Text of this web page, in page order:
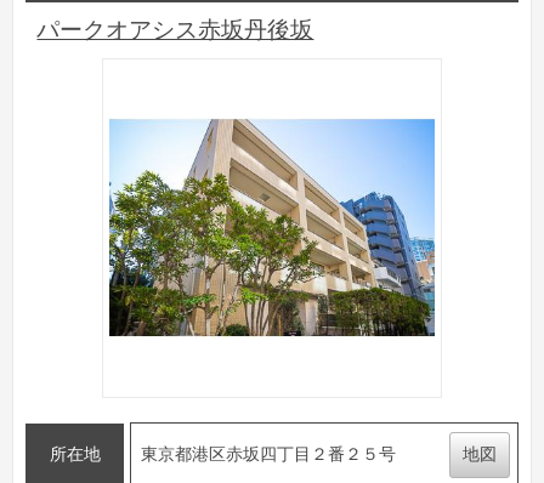
パークオアシス赤坂丹後坂
所在地 東京都港区赤坂四丁目２番２５号 地図